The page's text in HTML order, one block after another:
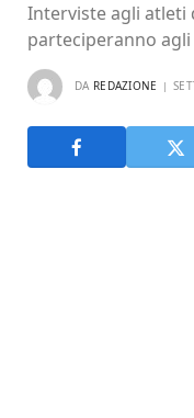
Interviste agli atleti
parteciperanno
DA REDAZIONE